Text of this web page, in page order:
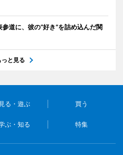
道に、彼の“好き”を詰め込んだ関
っと見る
見る・遊ぶ 買う
ぶ・知る 特集